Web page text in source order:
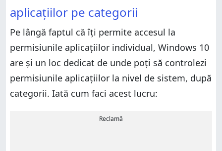
aplicațiilor pe categorii
Pe lângă faptul că îți permite accesul la
permisiunile aplicațiilor individual, Windows 10
are și un loc dedicat de unde poți să controlezi
permisiunile aplicațiilor la nivel de sistem, după
categorii. Iată cum faci acest lucru:
Reclamă